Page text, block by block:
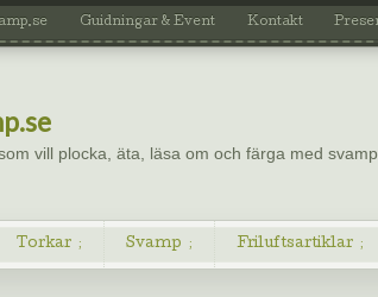
Guidningar & Event Kontakt
vill plocka, äta, läsa om och färga med
Torkar Svamp Friluftsartiklar